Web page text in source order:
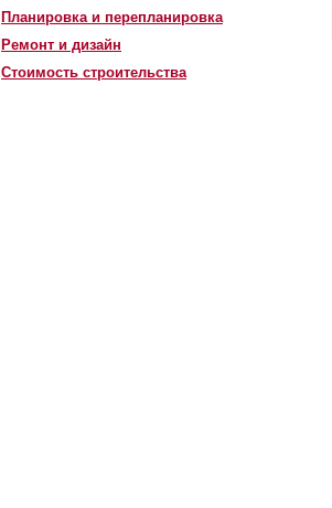
Планировка и перепланировка
Ремонт и дизайн
Стоимость строительства